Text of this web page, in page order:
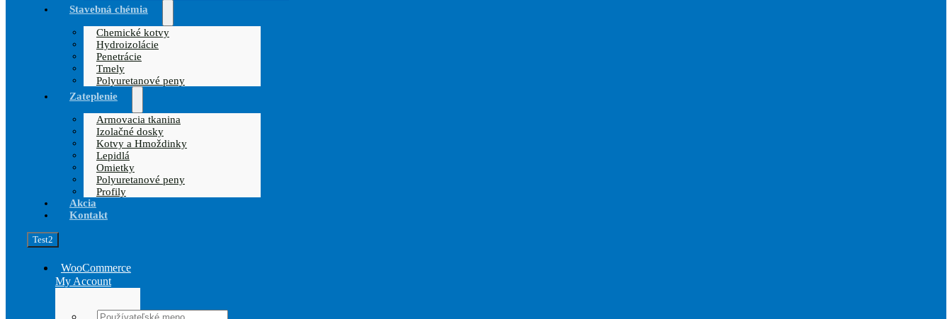
Stavebná chémia
Chemické kotvy
Hydroizolácie
Penetrácie
Tmely
Polyuretanové peny
Zateplenie
Armovacia tkanina
Izolačné dosky
Kotvy a Hmoždinky
Lepidlá
Omietky
Polyuretanové peny
Profily
Akcia
Kontakt
Test2
WooCommerce
My Account
Username: